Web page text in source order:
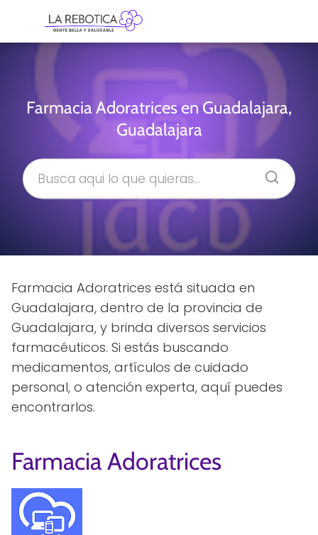
Farmacia Adoratrices en Guadalajara,
Guadalajara
Farmacia Adoratrices está situada en
Guadalajara, dentro de la provincia de
Guadalajara, y brinda diversos servicios
farmacéuticos. Si estás buscando
medicamentos, artículos de cuidado
personal, o atención experta, aquí puedes
encontrarlos.
Farmacia Adoratrices